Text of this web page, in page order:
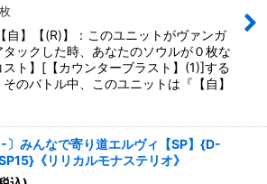
自】【(R)】：このユニットがヴァンガ
タックした時、あなたのソウルが０枚な
スト】[【カウンターブラスト】(1)]する
そのバトル中、このユニットは『【自】
〕みんなで寄り道エルヴィ【SP】{D-
《リリカルモナステリオ》